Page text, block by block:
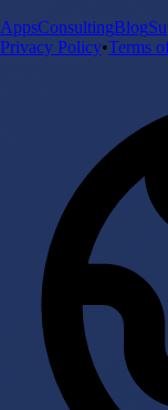
AppsConsultingBlog
Privacy Policy•Terms